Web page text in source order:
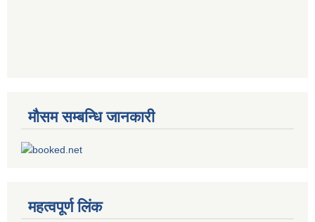
मौसम सम्बन्धि जानकारी
महत्वपूर्ण लिंक